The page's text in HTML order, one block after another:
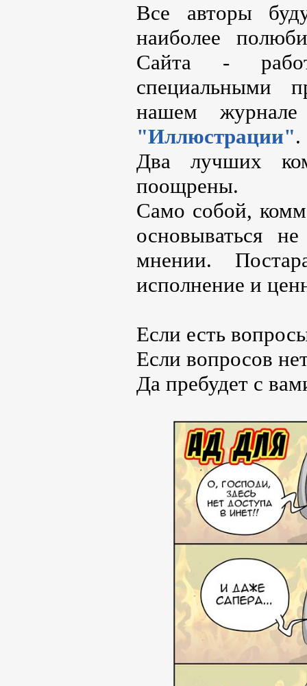
Все авторы
наиболее
Сайта -
специальными
нашем
"Иллюстрации".
Два лучших
поощрены.
Само собой,
основываться
мнении.
исполнение и
Если есть
Если вопросов
Да пребудет с